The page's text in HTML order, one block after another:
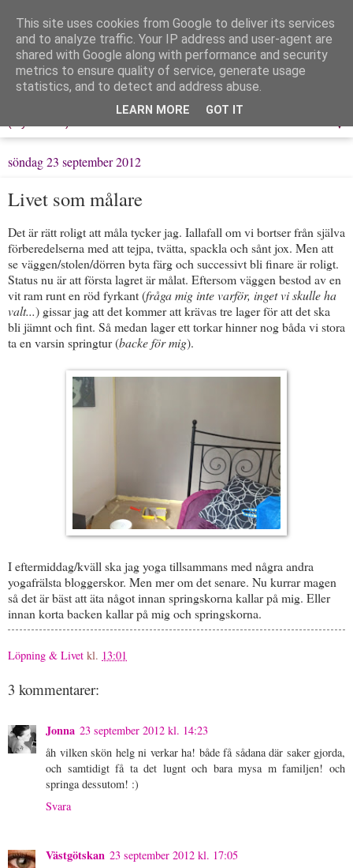
Löpning & Livet
Mitt liv, mina tankar & min träning
▼
söndag 23 september 2012
Livet som målare
Det är rätt roligt att måla tycker jag. Iallafall om vi bortser från själva
förberedelserna med att tejpa, tvätta, spackla och sånt jox. Men att
se väggen/stolen/dörren byta färg och successivt bli finare är roligt.
Status nu är att första lagret är målat. Eftersom väggen bestod av en
vit ram runt en röd fyrkant (fråga mig inte varför, inget vi skulle ha
valt...) gissar jag att det kommer att krävas tre lager för att det ska
bli jämnt och fint. Så medan lager ett torkar hinner nog båda vi stora
ta en varsin springtur (backe för mig).
I eftermiddag/kväll ska jag yoga tillsammans med några andra
yogafrälsta bloggerskor. Men mer om det senare. Nu kurrar magen
så det är bäst att äta något innan springskorna kallar på mig. Eller
innan korta backen kallar på mig och springskorna.
Löpning & Livet kl. 13:01
3 kommentarer:
Jonna 23 september 2012 kl. 14:23
åh vilken skön helg ni verkar ha! både få sådana där saker gjorda,
och samtidigt få ta det lugnt och bara mysa m familjen! och
springa dessutom! :)
Svara
Västgötskan 23 september 2012 kl. 17:05
This site uses cookies from Google to deliver its services
and to analyze traffic. Your IP address and user-agent are
shared with Google along with performance and security
metrics to ensure quality of service, generate usage
statistics, and to detect and address abuse.
LEARN MORE GOT IT